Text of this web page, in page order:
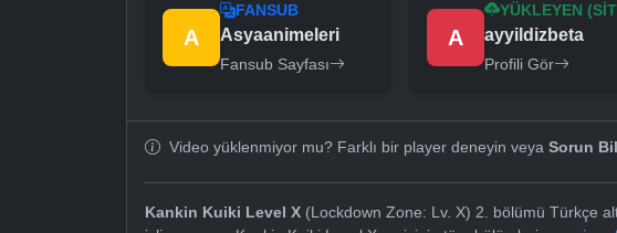
A
FANSUB
Asyaanimeleri
Fansub Sayfası
A
YÜKLEYEN
ayyildizbeta
Profili Gör
Video yüklenmiyor mu? Farklı bir player deneyin veya Sorun
Kankin Kuiki Level X (Lockdown Zone: Lv. X) 2. bölümü Türkçe